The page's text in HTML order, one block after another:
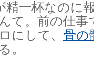
精一杯なのに
て。前の仕事
にして、 骨の
。